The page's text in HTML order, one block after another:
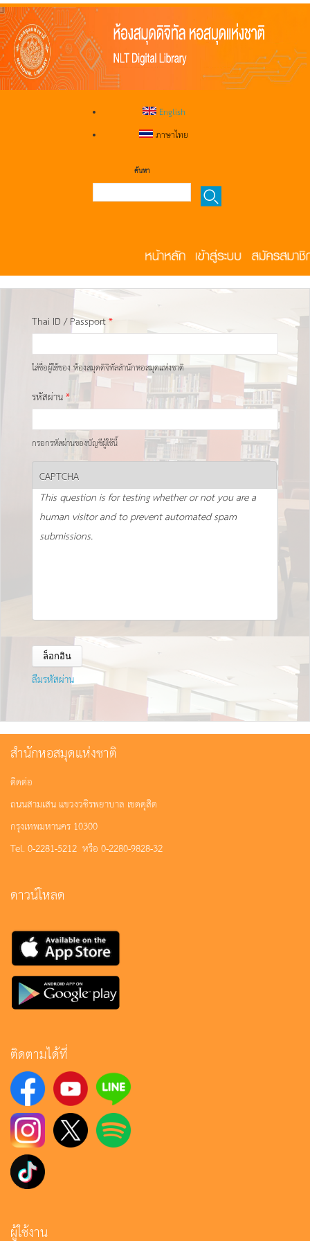
English
ภาษาไทย
ค้นหา
Thai ID / Passport*
ใส่ชื่อผู้ใช้ของ ห้องสมุดดิจิทัลสำนักหอสมุดแห่งชาติ
รหัสผ่าน*
กรอกรหัสผ่านของบัญชีผู้ใช้นี้
CAPTCHA
This question is for testing whether or not you are a
human visitor and to prevent automated spam
submissions.
ลืมรหัสผ่าน
สำนักหอสมุดแห่งชาติ
ติดต่อ
ถนนสามเสน แขวงวชิรพยาบาล เขตดุสิต
กรุงเทพมหานคร 10300
Tel. 0-2281-5212 หรือ 0-2280-9828-32
ดาวน์โหลด
ติดตามได้ที่
ผู้ใช้งาน